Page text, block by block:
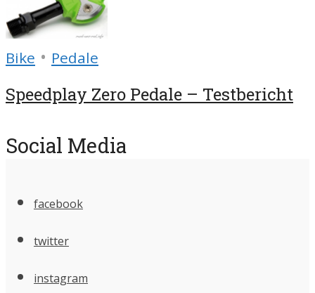
Bike • Pedale
Speedplay Zero Pedale – Testbericht
Social Media
facebook
twitter
instagram